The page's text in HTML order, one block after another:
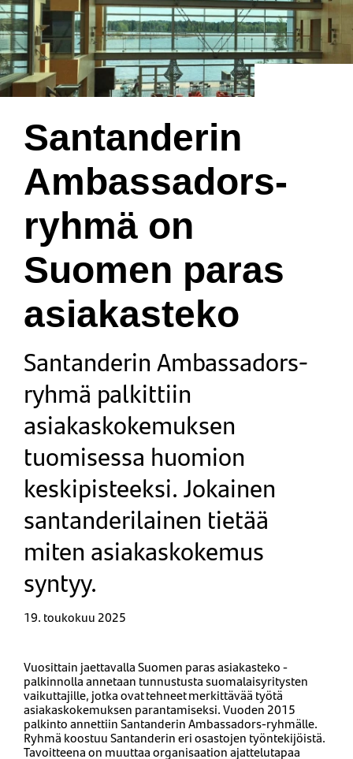
Santanderin
Ambassadors-
ryhmä on
Suomen paras
asiakasteko
Santanderin Ambassadors-
ryhmä palkittiin
asiakaskokemuksen
tuomisessa huomion
keskipisteeksi. Jokainen
santanderilainen tietää
miten asiakaskokemus
syntyy.
19. toukokuu 2025
Vuosittain jaettavalla Suomen paras asiakasteko -
palkinnolla annetaan tunnustusta suomalaisyritysten
vaikuttajille, jotka ovat tehneet merkittävää työtä
asiakaskokemuksen parantamiseksi. Vuoden 2015
palkinto annettiin Santanderin Ambassadors-ryhmälle.
Ryhmä koostuu Santanderin eri osastojen työntekijöistä.
Tavoitteena on muuttaa organisaation ajattelutapaa